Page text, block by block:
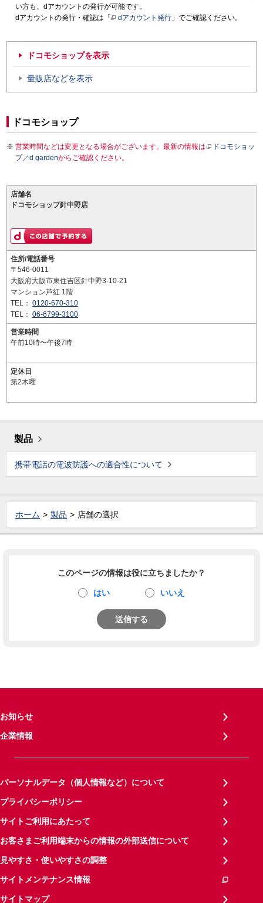
い方も、dアカウントの発行が可能です。
dアカウントの発行・確認は「
dアカウント発行 」でご確認ください。
ドコモショップを表示
量販店などを表示
ドコモショップ
営業時間などは変更となる場合がございます。最新の情報は
ドコモショッ
プ／d gardenからご確認ください。
店舗名
ドコモショップ針中野店
住所/電話番号
〒546-0011
大阪府大阪市東住吉区針中野3-10-21
マンション芦紅 1階
TEL： 0120-670-310
TEL： 06-6799-3100
営業時間
午前10時〜午後7時
定休日
第2木曜
製品
携帯電話の電波防護への適合性について
ホーム 製品 店舗の選択
このページの情報は役に立ちましたか？
はい いいえ
送信する
お知らせ
企業情報
パーソナルデータ（個人情報など）について
プライバシーポリシー
サイトご利用にあたって
お客さまご利用端末からの情報の外部送信について
見やすさ・使いやすさの調整
サイトメンテナンス情報
サイトマップ